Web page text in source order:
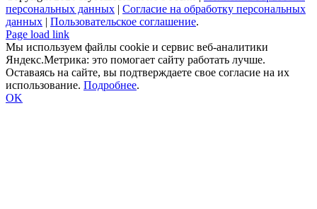
персональных данных | Согласие на обработку персональных
данных | Пользовательское cоглашение.
Page load link
Мы используем файлы cookie и сервис веб-аналитики
Яндекс.Метрика: это помогает сайту работать лучше.
Оставаясь на сайте, вы подтверждаете свое согласие на их
использование. Подробнее.
OK